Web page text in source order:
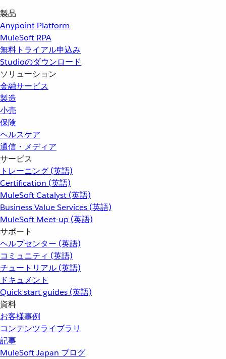
製品
Anypoint Platform
MuleSoft RPA
無料トライアル申込み
Studioのダウンロード
ソリューション
金融サービス
製造
小売
保険
ヘルスケア
通信・メディア
サービス
トレーニング (英語)
Certification (英語)
MuleSoft Catalyst (英語)
Business Value Services (英語)
MuleSoft Meet-up (英語)
サポート
ヘルプセンター (英語)
コミュニティ (英語)
チュートリアル (英語)
ドキュメント
Quick start guides (英語)
資料
お客様事例
コンテンツライブラリ
記事
MuleSoft Japan ブログ